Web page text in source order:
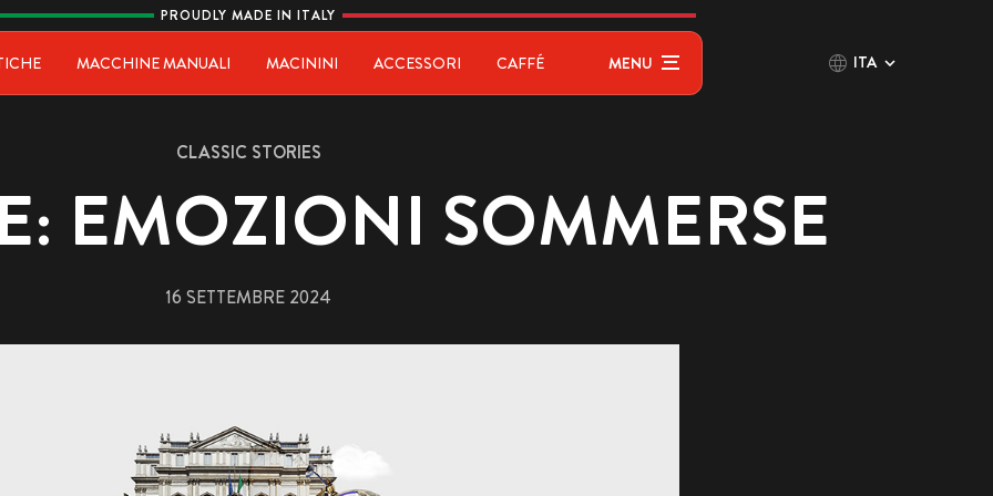
PROUDLY MADE IN ITALY
ITA
MACCHINE MANUALI MACININI ACCESSORI CAFFÉ MENU
CLASSIC STORIES
EMOZIONI SOMMERSE
16 SETTEMBRE 2024